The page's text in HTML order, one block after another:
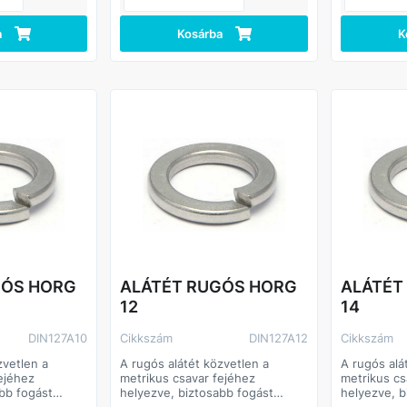
Kosárba
HORG
DIN127A10
a
fogást
ALÁTÉT RUGÓS HORG
12
Cikkszám
DIN127A12
A rugós alátét közvetlen a
metrikus csavar fejéhez
helyezve, biztosabb fogást
ALÁTÉT
14
Cikkszám
A rugós
metrikus
helyezve,